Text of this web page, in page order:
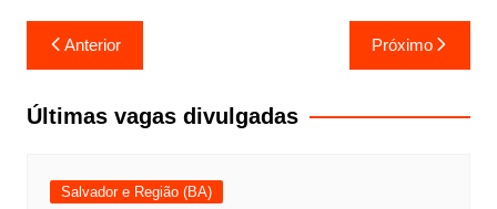
Navegação
de
Post
Anterior Próximo
Últimas vagas divulgadas
Salvador e Região (BA)